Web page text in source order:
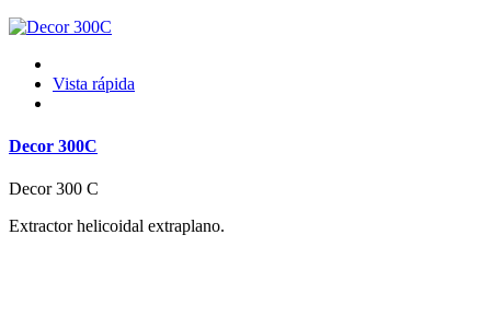
Vista rápida
Decor 300C
Decor 300 C
Extractor helicoidal extraplano.